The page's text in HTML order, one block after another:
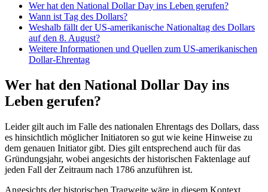
Wer hat den National Dollar Day ins Leben gerufen?
Wann ist Tag des Dollars?
Weshalb fällt der US-amerikanische Nationaltag des Dollars
auf den 8. August?
Weitere Informationen und Quellen zum US-amerikanischen
Dollar-Ehrentag
Wer hat den National Dollar Day ins
Leben gerufen?
Leider gilt auch im Falle des nationalen Ehrentags des Dollars, dass
es hinsichtlich möglicher Initiatoren so gut wie keine Hinweise zu
dem genauen Initiator gibt. Dies gilt entsprechend auch für das
Gründungsjahr, wobei angesichts der historischen Faktenlage auf
jeden Fall der Zeitraum nach 1786 anzuführen ist.